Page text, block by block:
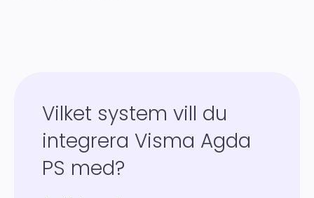
Vilket system vill du
integrera Visma Agda
PS med?